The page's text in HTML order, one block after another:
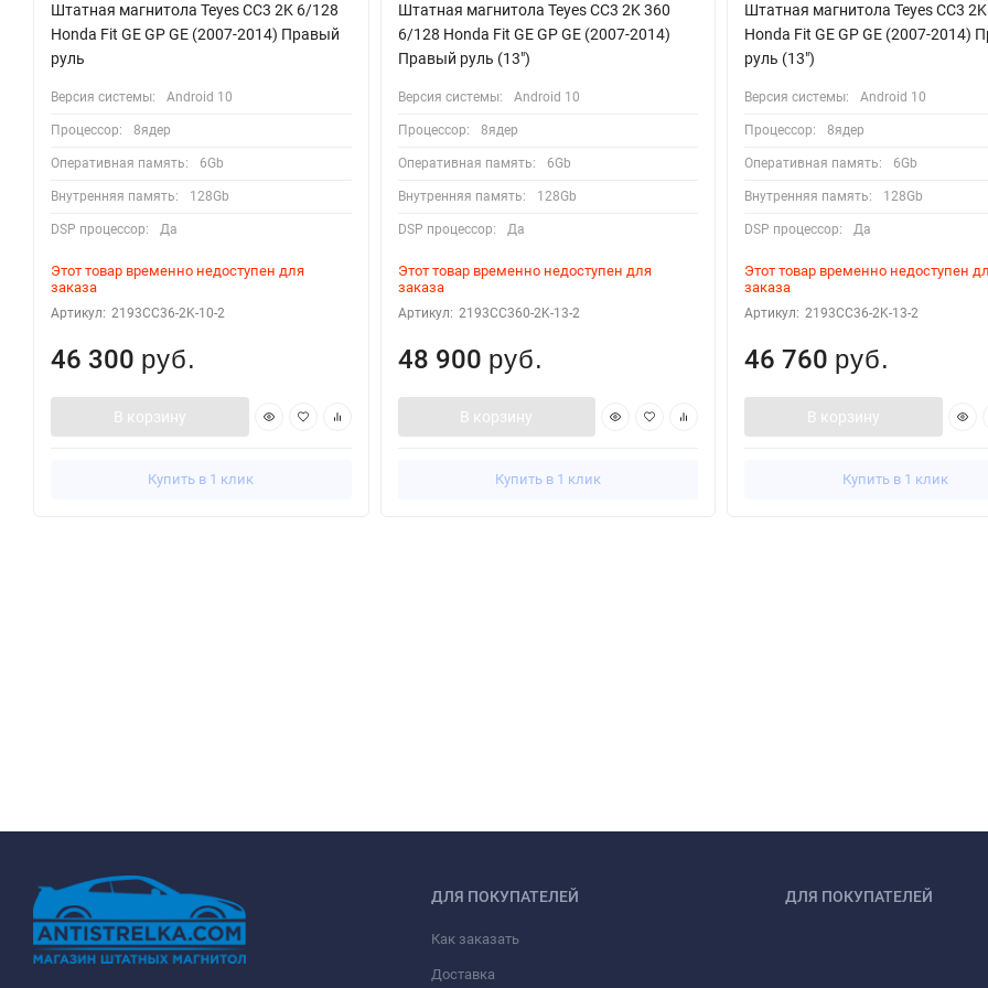
Штатная магнитола Teyes CC3 2K 6/128
Honda Fit GE GP GE (2007-2014) Правый
руль
Версия системы: Android 10
Процессор: 8ядер
Оперативная память: 6Gb
Внутренняя память: 128Gb
DSP процессор: Да
Этот товар временно недоступен для
заказа
Артикул: 2193CC36-2K-10-2
46 300 руб.
В корзину
Купить в 1 клик
Штатная магнитола Teyes CC3 2K 360
6/128 Honda Fit GE GP GE (2007-2014)
Правый руль (13")
Версия системы: Android 10
Процессор: 8ядер
Оперативная память: 6Gb
Внутренняя память: 128Gb
DSP процессор: Да
Этот товар временно недоступен для
заказа
Артикул: 2193CC360-2K-13-2
48 900 руб.
В корзину
Купить в 1 клик
Штатная магнитола Teyes CC3
Honda Fit GE GP GE (2007-2014)
руль (13")
Версия системы: Android 10
Процессор: 8ядер
Оперативная память: 6Gb
Внутренняя память: 128Gb
DSP процессор: Да
Этот товар временно недоступен
заказа
Артикул: 2193CC36-2K-13-2
46 760 руб.
В корзину
Купить в 1 клик
ДЛЯ ПОКУПАТЕЛЕЙ
Как заказать
Доставка
ДЛЯ ПОКУПАТЕЛЕЙ